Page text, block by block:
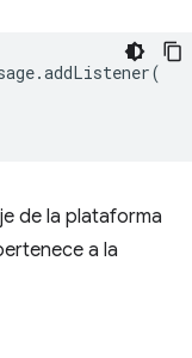
.addListener(
de la plataforma
a la